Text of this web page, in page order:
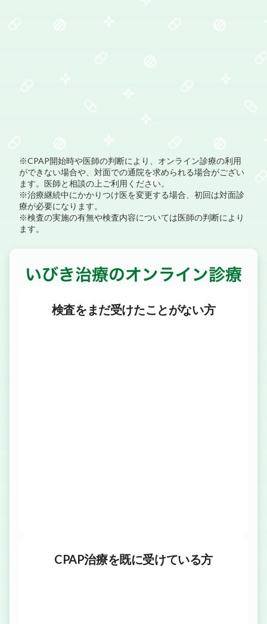
※CPAP開始時や医師の判断により、オンライン診療の利用
ができない場合や、対面での通院を求められる場合がござい
ます。医師と相談の上ご利用ください。
※治療継続中にかかりつけ医を変更する場合、初回は対面診
療が必要になります。
※検査の実施の有無や検査内容については医師の判断により
ます。
いびき治療のオンライン診療
検査をまだ受けたことがない方
CPAP治療を既に受けている方